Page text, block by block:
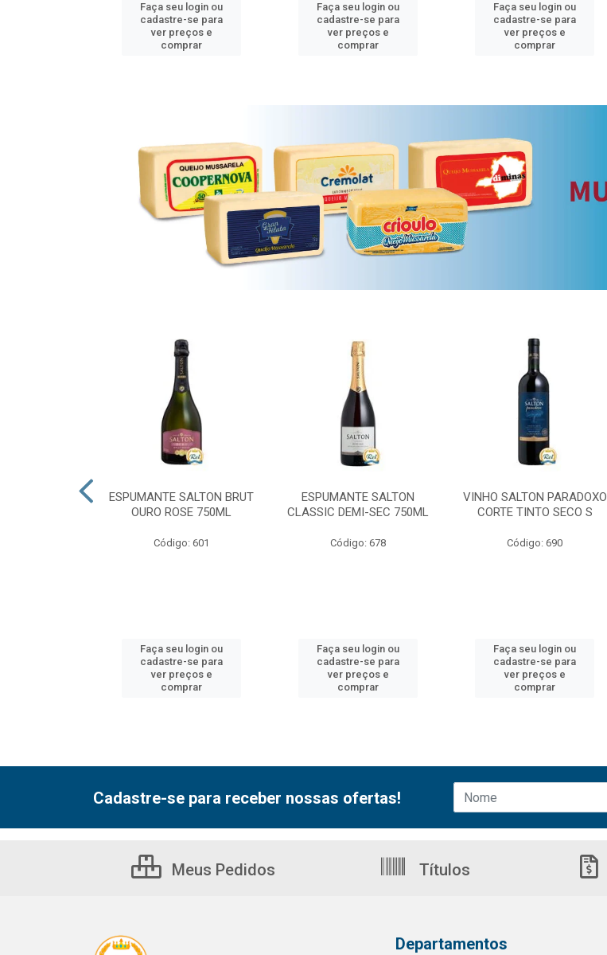
Faça seu login ou
cadastre-se para
ver preços e
comprar
Faça seu login ou
cadastre-se para
ver preços e
comprar
Faça seu login ou
cadastre-se para
ver preços e
comprar
ESPUMANTE SALTON BRUT
OURO ROSE 750ML
Código: 601
Faça seu login ou
cadastre-se para
ver preços e
comprar
ESPUMANTE SALTON
CLASSIC DEMI-SEC 750ML
Código: 678
Faça seu login ou
cadastre-se para
ver preços e
comprar
VINHO SALTON PARADOXO
CORTE TINTO SECO S
Código: 690
Faça seu login ou
cadastre-se para
ver preços e
comprar
Cadastre-se para receber nossas ofertas!
Meus Pedidos Títulos
Departamentos